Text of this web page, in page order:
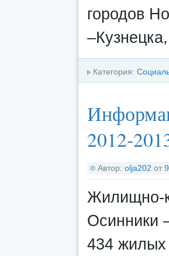
городов
Категория:
2012-
Автор: olja202 от
Жилищно-
Осинники
434